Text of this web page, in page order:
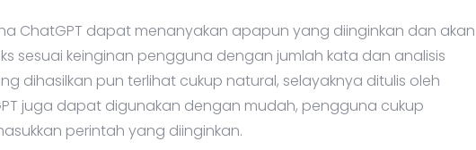
ChatGPT dapat menanyakan apapun yang diinginkan dan akan
sesuai keinginan pengguna dengan jumlah kata dan analisis
dihasilkan pun terlihat cukup natural, selayaknya ditulis oleh
juga dapat digunakan dengan mudah, pengguna cukup
perintah yang diinginkan.